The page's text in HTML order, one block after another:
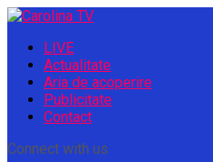
LIVE
Actualitate
Aria de acoperire
Publicitate
Contact
Connect with us